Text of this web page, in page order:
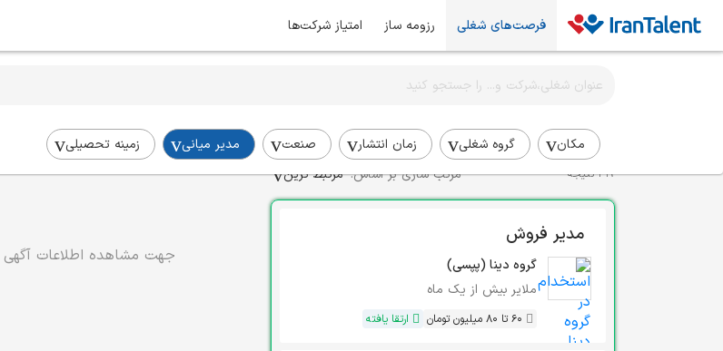
فرصت‌های شغلی رزومه ساز امتیاز شرکت‌ها
مکان گروه شغلی زمان انتشار صنعت مدیر میانی زمینه تحصیلی
اطلاع‌رسانی شغلی را برای این جستجو فعال کنید
استخدام مدیر میانی
319 نتیجه مرتب سازی بر اساس: مرتبط ترین
مدیر فروش
گروه دینا (پپسی)
ملایر بیش از یک ماه
60 تا 80 میلیون تومان ارتقا یافته
جهت مشاهده اطلاعات آگهی